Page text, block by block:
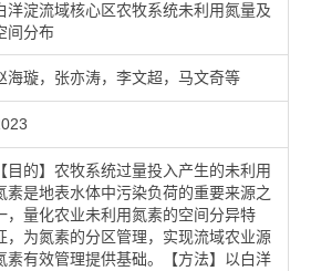
洋淀流域核心区农牧系统未利用氮量及
间分布
海璇，张亦涛，李文超，马文奇等
【目的】农牧系统过量投入产生的未利用
素是地表水体中污染负荷的重要来源之
，量化农业未利用氮素的空间分异特
，为氮素的分区管理，实现流域农业源
素有效管理提供基础。【方法】以白洋